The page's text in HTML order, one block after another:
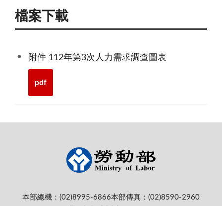
檔案下載
附件 112年第3次人力需求調查圖表
pdf
本部總機：(02)8995-6866本部傳真：(02)8590-2960